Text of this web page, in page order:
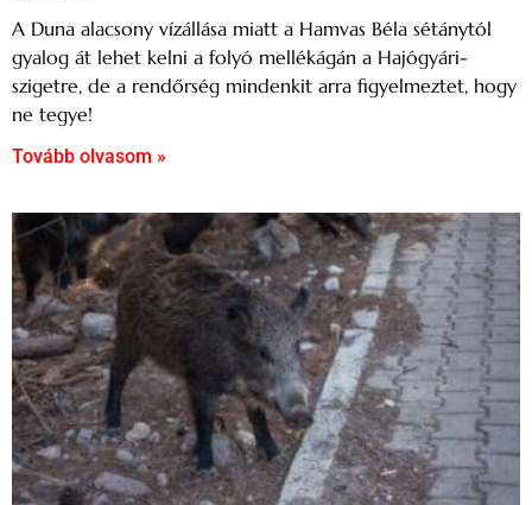
A Duna alacsony vízállása miatt a Hamvas Béla sétánytól
gyalog át lehet kelni a folyó mellékágán a Hajógyári-
szigetre, de a rendőrség mindenkit arra figyelmeztet, hogy
ne tegye!
Tovább olvasom »